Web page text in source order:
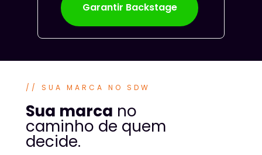
Garantir Backstage
Sua marca no
caminho de quem
decide.
// SUA MARCA NO SDW